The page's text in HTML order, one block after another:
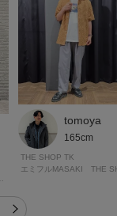
tomoya
165cm
THE SHOP TK